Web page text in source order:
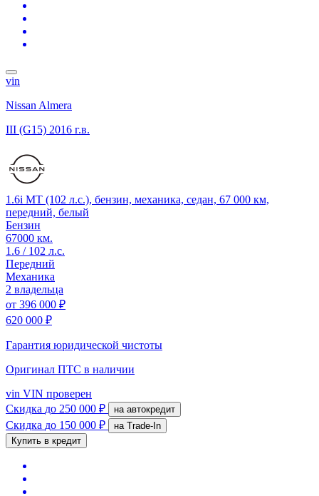
vin
Nissan Almera
III (G15) 2016 г.в.
1.6i MT (102 л.с.), бензин, механика, седан, 67 000 км,
передний, белый
Бензин
67000 км.
1.6 / 102 л.с.
Передний
Механика
2 владельца
от 396 000 ₽
620 000 ₽
Гарантия юридической чистоты
Оригинал ПТС в наличии
vin VIN проверен
Скидка до 250 000 ₽ на автокредит
Скидка до 150 000 ₽
на Trade-In
Купить в кредит